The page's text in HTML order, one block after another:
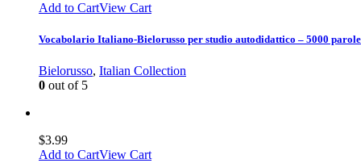
Add to CartView Cart
Vocabolario Italiano-Bielorusso per studio autodidattico – 5000 parole
Bielorusso, Italian Collection
0 out of 5
$3.99
Add to CartView Cart